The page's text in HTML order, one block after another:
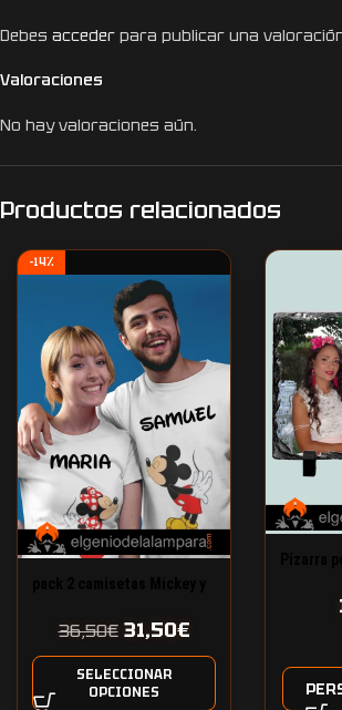
Valoraciones
No hay valoraciones aún.
Debes acceder para publicar una
Productos relacionados
-14%
personalizado
36,50€ 31,50€
SELECCIONAR
OPCIONES